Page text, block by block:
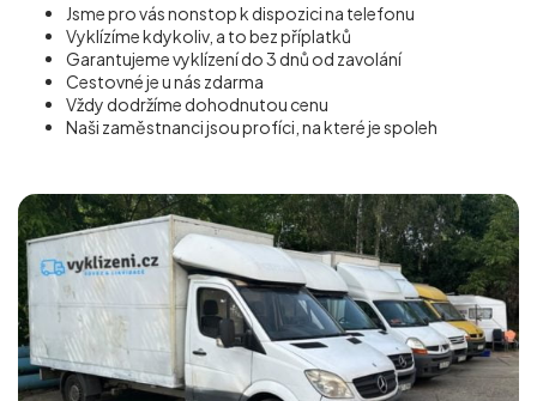
Jsme pro vás nonstop k dispozici na telefonu
Vyklízíme kdykoliv, a to bez příplatků
Garantujeme vyklízení do 3 dnů od zavolání
Cestovné je u nás zdarma
Vždy dodržíme dohodnutou cenu
Naši zaměstnanci jsou profíci, na které je spoleh